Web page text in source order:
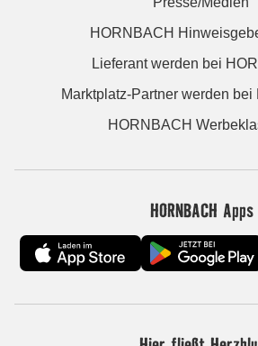
HORNBACH
Lieferant werden bei
Marktplatz-Partner werden bei
HORNBACH
HORNBACH Apps